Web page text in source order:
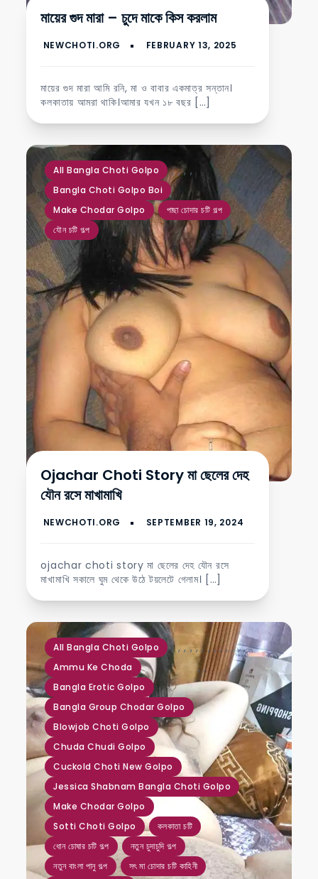
মায়ের গুদ মারা – চুদে মাকে কিস করলাম
মায়ের গুদ মারা আমি রনি, মা ও বাবার একমাত্র সন্তান।
কলকাতায় আমরা থাকি।আমার যখন ১৮ বছর […]
All Bangla Choti Golpo ,
Bangla Choti Golpo Boi
,
Make Chodar Golpo
,
পাছা চোদার চটি গল্প
,
যৌন চটি গল্প
Ojachar Choti Story মা ছেলের দেহ
যৌন রসে মাখামাখি
ojachar choti story মা ছেলের দেহ যৌন রসে
মাখামাখি সকালে ঘুম থেকে উঠে টয়লেটে গেলাম। […]
All Bangla Choti Golpo ,
Ammu Ke Choda
,
Bangla Erotic Golpo
,
Bangla Group Chodar Golpo
,
Blowjob Choti Golpo
,
Chuda Chudi Golpo
,
Cuckold Choti New Golpo
,
Jessica Shabnam Bangla Choti Golpo
,
Make Chodar Golpo
,
Sotti Choti Golpo
,
কলকাতা চটি
,
ধোন চোষার চটি গল্প
,
নতুন চুদাচুদি গল্প
,
নতুন বাংলা পানু গল্প
,
সৎ মা চোদার চটি কাহিনী
,